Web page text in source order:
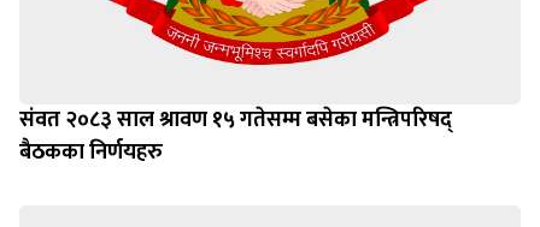
संवत २०८३ साल श्रावण १५ गतेसम्म बसेका मन्त्रिपरिषद्
बैठकका निर्णयहरु